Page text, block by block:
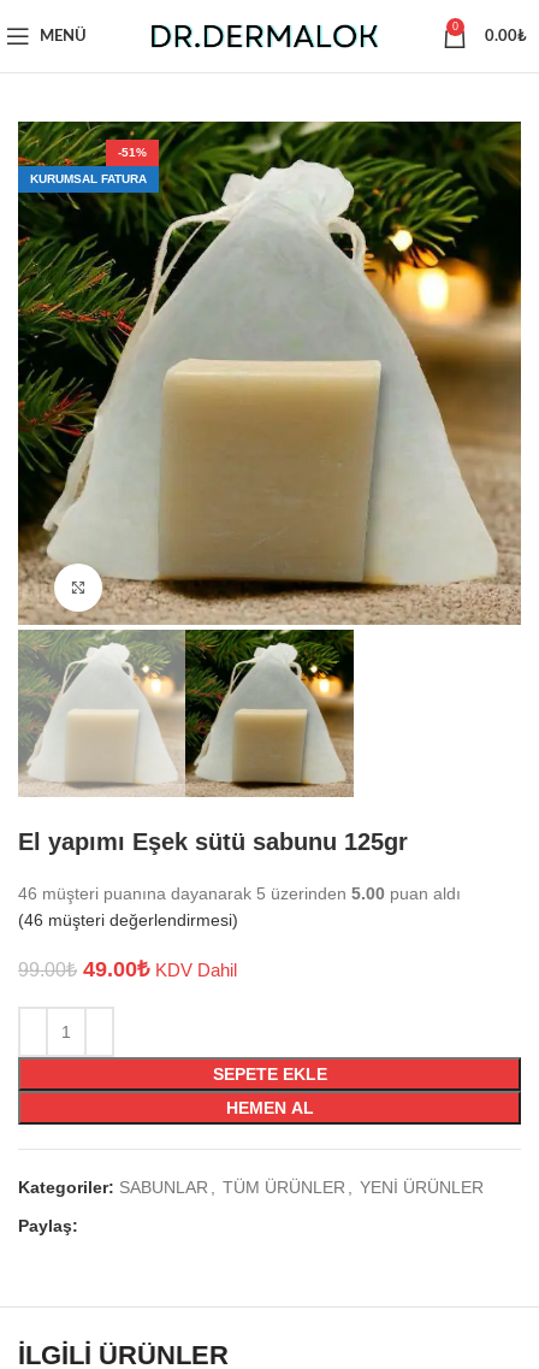
MENÜ
0
0.00₺
-51%
KURUMSAL FATURA
Büyütmek için tıklayın
El yapımı Eşek sütü sabunu 125gr
46 müşteri puanına dayanarak 5 üzerinden 5.00 puan aldı
(46 müşteri değerlendirmesi)
99.00₺ 49.00₺ KDV Dahil
SEPETE EKLE
HEMEN AL
Kategoriler: SABUNLAR , TÜM ÜRÜNLER , YENİ ÜRÜNLER
Paylaş:
İLGILI ÜRÜNLER